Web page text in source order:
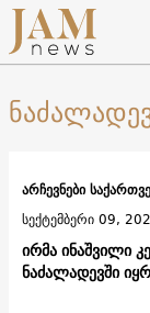
ირმა ინაშვილი
ნაძალადევში
არჩევნები
სექტემბერი 09,